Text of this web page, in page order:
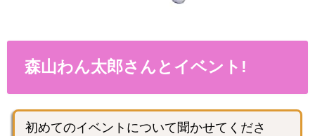
森山わん太郎さんとイベント!
初めてのイベントについて聞かせてくださ